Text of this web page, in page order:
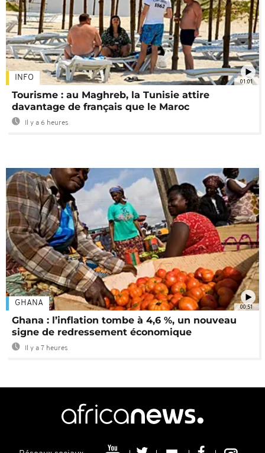
01:01
INFO
Tourisme : au Maghreb, la Tunisie attire
davantage de français que le Maroc
Il y a 6 heures
00:51
GHANA
Ghana : l’inflation tombe à 4,6 %, un nouveau
signe de redressement économique
Il y a 7 heures